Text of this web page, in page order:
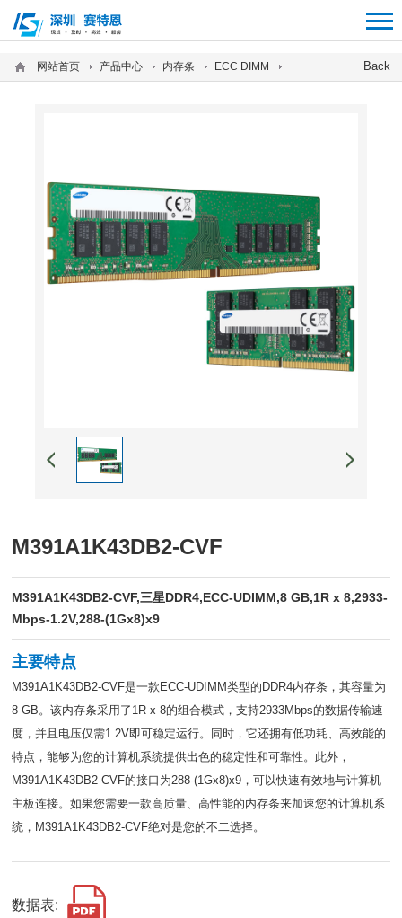
Back
网站首页 产品中心 内存条 ECC DIMM
M391A1K43DB2-CVF
M391A1K43DB2-CVF,三星DDR4,ECC-UDIMM,8 GB,1R x 8,2933-
Mbps-1.2V,288-(1Gx8)x9
主要特点
M391A1K43DB2-CVF是一款ECC-UDIMM类型的DDR4内存条，其容量为
8 GB。该内存条采用了1R x 8的组合模式，支持2933Mbps的数据传输速
度，并且电压仅需1.2V即可稳定运行。同时，它还拥有低功耗、高效能的
特点，能够为您的计算机系统提供出色的稳定性和可靠性。此外，
M391A1K43DB2-CVF的接口为288-(1Gx8)x9，可以快速有效地与计算机
主板连接。如果您需要一款高质量、高性能的内存条来加速您的计算机系
统，M391A1K43DB2-CVF绝对是您的不二选择。
数据表: